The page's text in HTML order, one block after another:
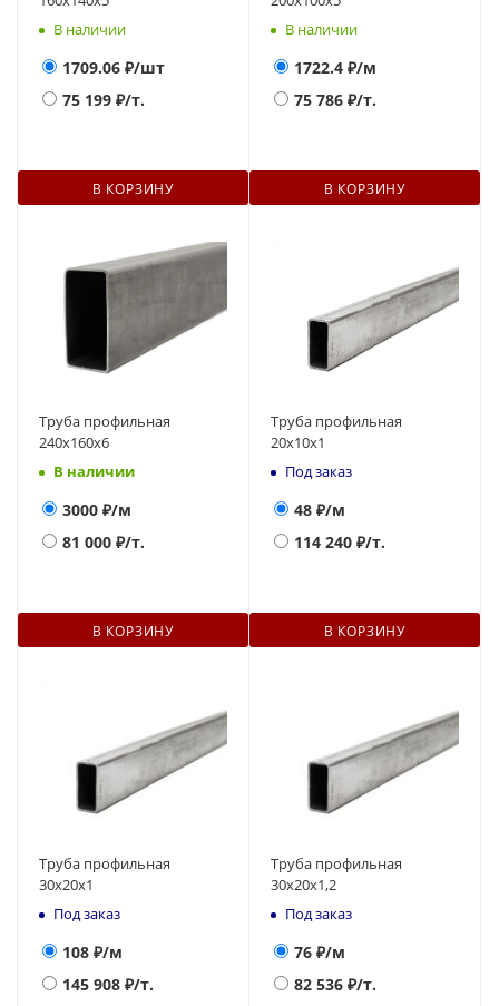
В наличии
1709.06 ₽/шт
75 199 ₽/т.
В КОРЗИНУ
В наличии
1722.4 ₽/м
75 786 ₽/т.
В КОРЗИНУ
Труба профильная
240х160x6
В наличии
3000 ₽/м
81 000 ₽/т.
В КОРЗИНУ
Труба профильная
20х10х1
Под заказ
48 ₽/м
114 240 ₽/т.
В КОРЗИНУ
Труба профильная
30х20х1
Под заказ
108 ₽/м
145 908 ₽/т.
Труба профильная
30х20х1,2
Под заказ
76 ₽/м
82 536 ₽/т.